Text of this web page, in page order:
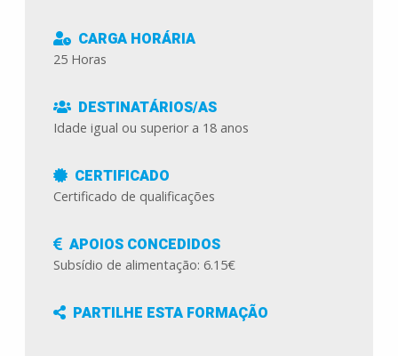
CARGA HORÁRIA
25 Horas
DESTINATÁRIOS/AS
Idade igual ou superior a 18 anos
CERTIFICADO
Certificado de qualificações
APOIOS CONCEDIDOS
Subsídio de alimentação: 6.15€
PARTILHE ESTA FORMAÇÃO